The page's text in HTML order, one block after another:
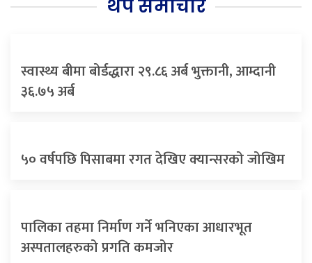
थप समाचार
स्वास्थ्य बीमा बोर्डद्धारा २९.८६ अर्ब भुक्तानी, आम्दानी
३६.७५ अर्ब
५० वर्षपछि पिसाबमा रगत देखिए क्यान्सरको जोखिम
पालिका तहमा निर्माण गर्ने भनिएका आधारभूत
अस्पतालहरुको प्रगति कमजोर